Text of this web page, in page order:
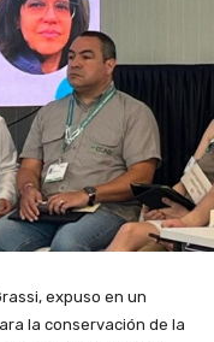
expuso en un
la conservación de la